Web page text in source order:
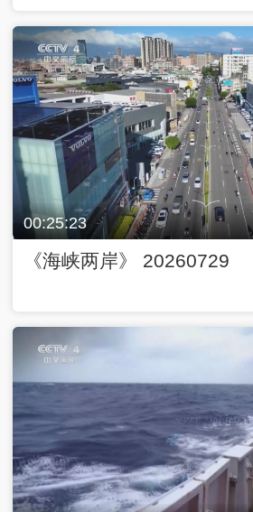
00:25:23
《海峡两岸》 20260729